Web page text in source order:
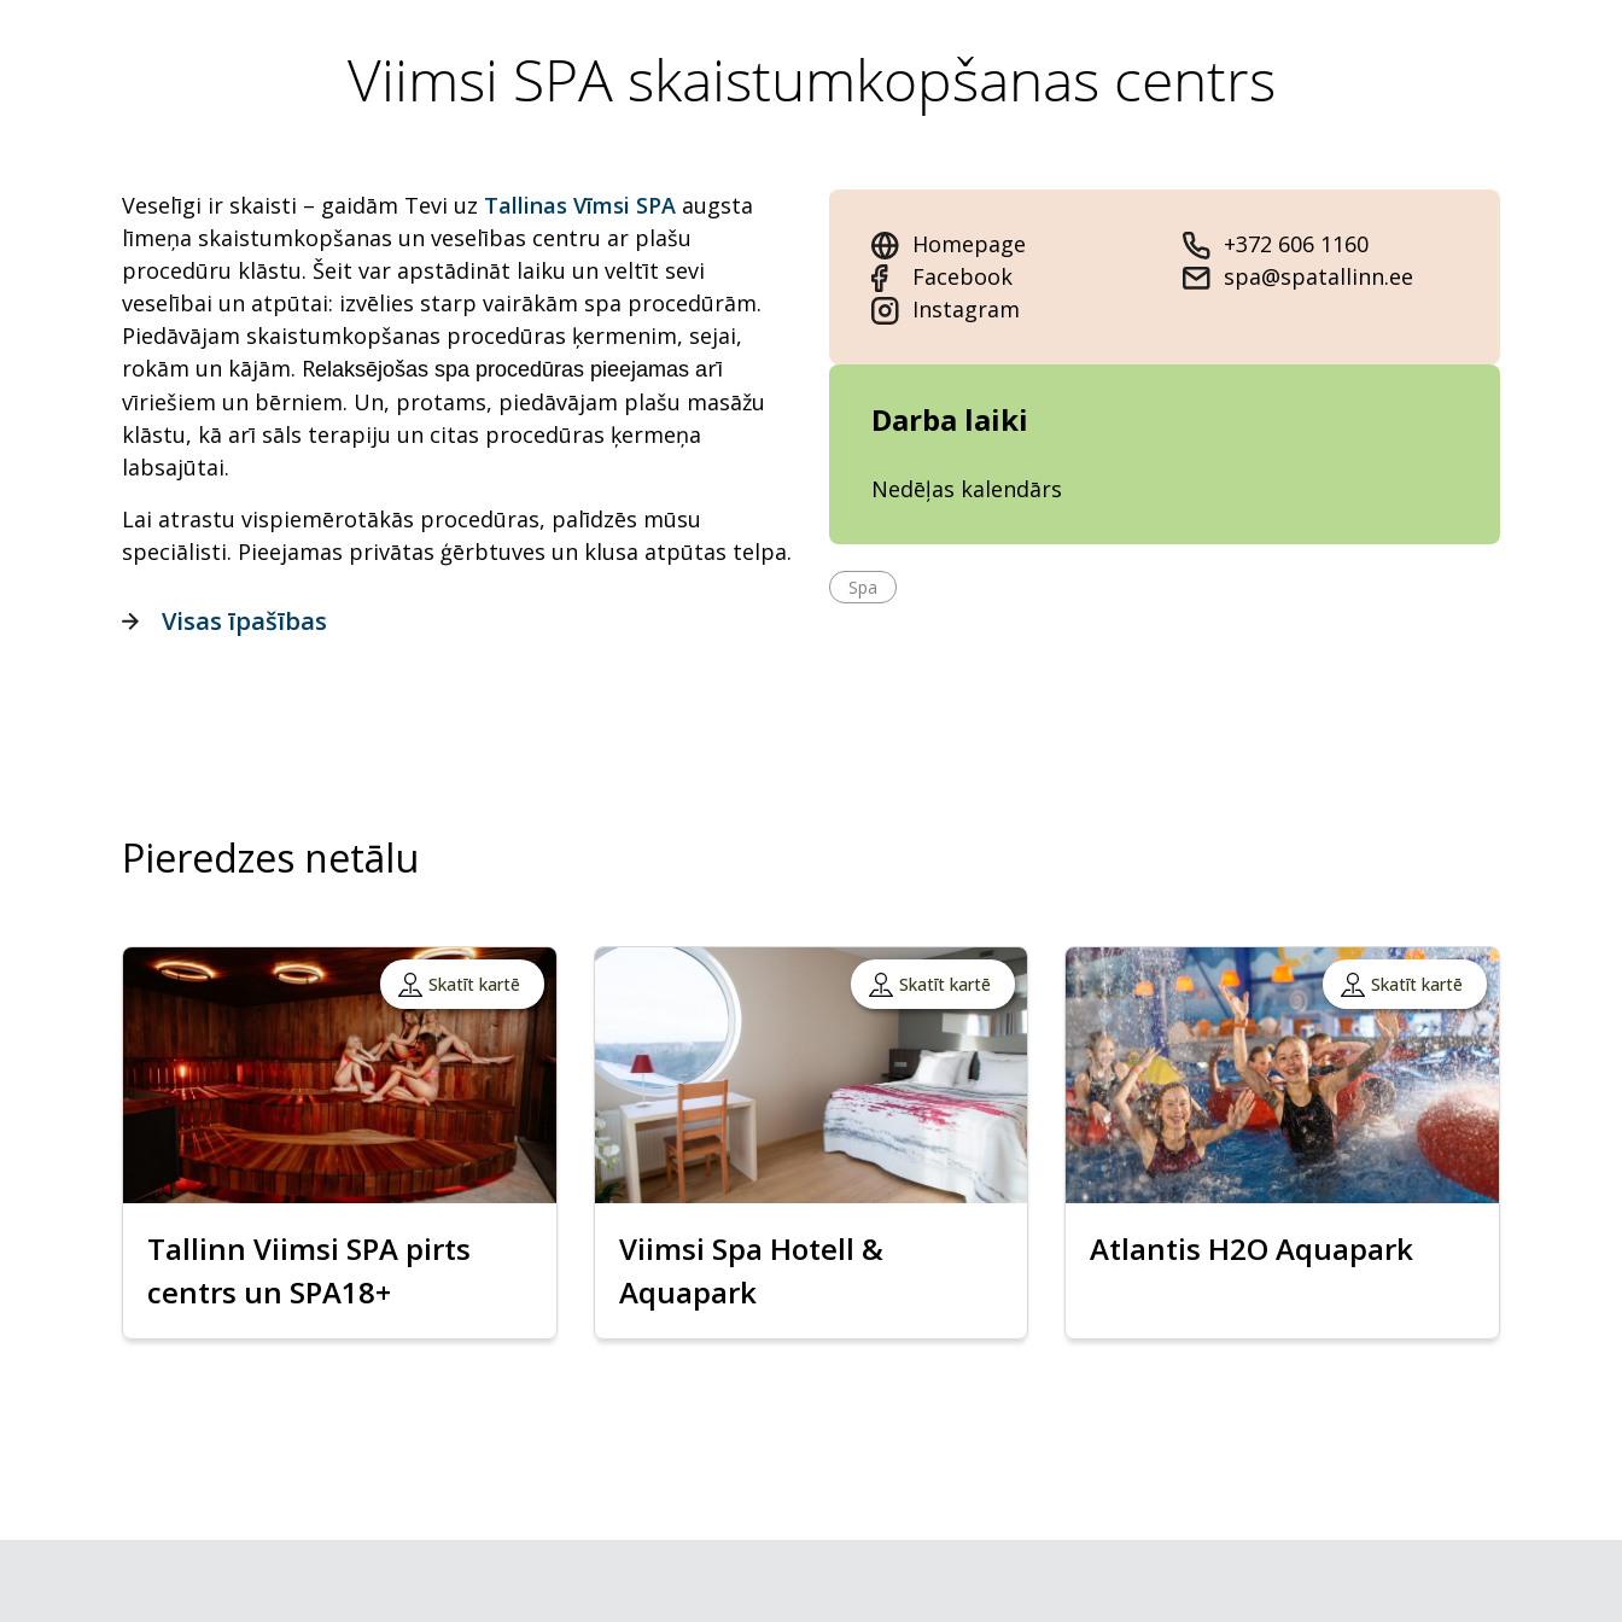
Viimsi SPA skaistumkopšanas centrs
Veselīgi ir skaisti – gaidām Tevi uz Tallinas Vīmsi SPA augsta
līmeņa skaistumkopšanas un veselības centru ar plašu
procedūru klāstu. Šeit var apstādināt laiku un veltīt sevi
veselībai un atpūtai: izvēlies starp vairākām spa procedūrām.
Piedāvājam skaistumkopšanas procedūras ķermenim, sejai,
rokām un kājām. Relaksējošas spa procedūras pieejamas arī
vīriešiem un bērniem. Un, protams, piedāvājam plašu masāžu
klāstu, kā arī sāls terapiju un citas procedūras ķermeņa
labsajūtai.
Lai atrastu vispiemērotākās procedūras, palīdzēs mūsu
speciālisti. Pieejamas privātas ģērbtuves un klusa atpūtas telpa.
Homepage
Facebook
Instagram
+372 606 1160
spa@spatallinn.ee
Darba laiki
Nedēļas kalendārs
Spa
Visas īpašības
Pieredzes netālu
Skatīt kartē
Tallinn Viimsi SPA pirts
centrs un SPA18+
Skatīt kartē
Viimsi Spa Hotell &
Aquapark
Skatīt kartē
Atlantis H2O Aquapark